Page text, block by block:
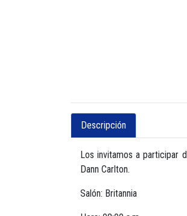
Descripción
Los invitamos a participar
Dann Carlton.
Salón: Britannia